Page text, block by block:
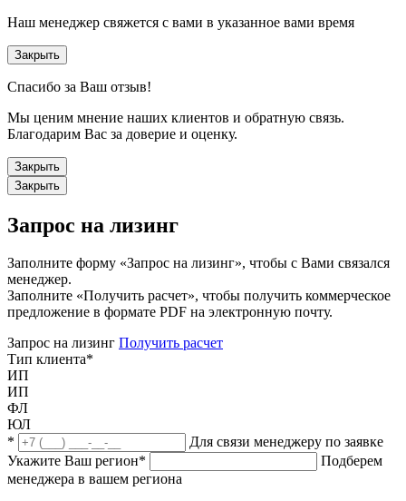
Наш менеджер свяжется с вами в указанное вами время
Закрыть
Спасибо за Ваш отзыв!
Мы ценим мнение наших клиентов и обратную связь.
Благодарим Вас за доверие и оценку.
Закрыть
Закрыть
Запрос на лизинг
Заполните форму «Запрос на лизинг», чтобы с Вами связался
менеджер.
Заполните «Получить расчет», чтобы получить коммерческое
предложение в формате PDF на электронную почту.
Запрос на лизинг Получить расчет
Тип клиента*
ИП
ИП
ФЛ
ЮЛ
*
Для связи менеджеру по заявке
Укажите Ваш регион*
Подберем
менеджера в вашем региона